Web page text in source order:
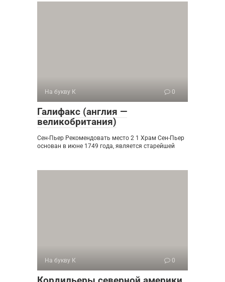
На букву К 0
Галифакс (англия —
великобритания)
Сен-Пьер Рекомендовать место 2 1 Храм Сен-Пьер
основан в июне 1749 года, является старейшей
На букву К 0